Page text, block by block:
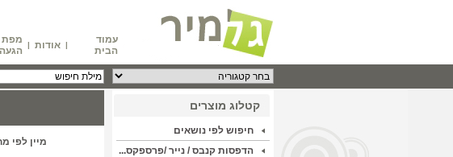
עמוד
הבית
| אודות |
מפת
הגעה
קטלוג מוצרים
חיפוש לפי נושאים
הדפסות קנבס / נייר /פרספקס...
מיין לפי